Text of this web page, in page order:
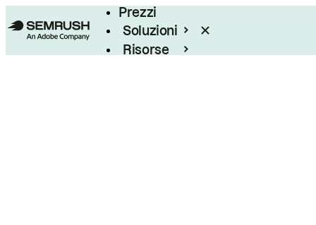
Prezzi
Soluzioni
Risorse